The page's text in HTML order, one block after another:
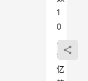
1
0
.
5
亿